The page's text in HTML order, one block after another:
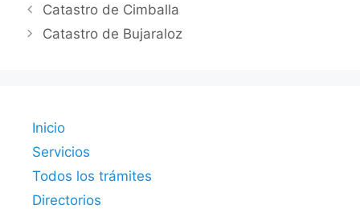
Catastro de Cimballa
Catastro de Bujaraloz
Inicio
Servicios
Todos los trámites
Directorios